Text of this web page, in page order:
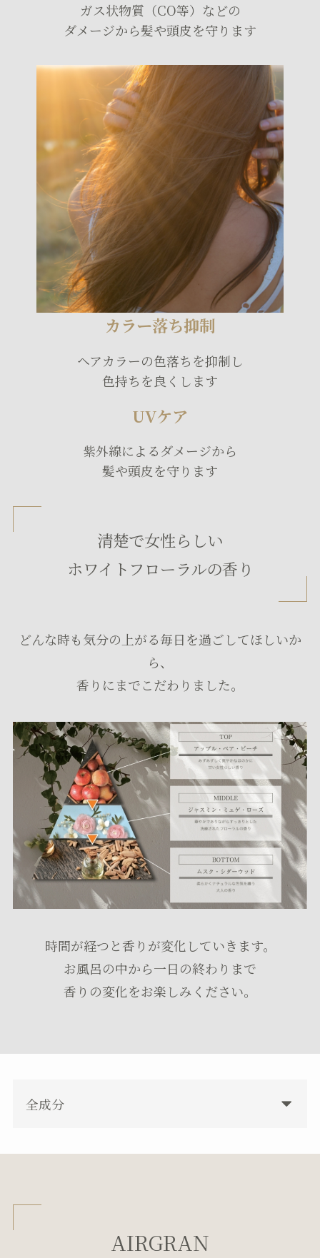
ガス状物質（CO等）などの
ダメージから髪や頭皮を守ります
カラー落ち抑制
ヘアカラーの色落ちを抑制し
色持ちを良くします
UVケア
紫外線によるダメージから
髪や頭皮を守ります
清楚で女性らしい
ホワイトフローラルの香り
どんな時も気分の上がる毎日を過ごしてほしいか
ら、
香りにまでこだわりました。
時間が経つと香りが変化していきます。
お風呂の中から一日の終わりまで
香りの変化をお楽しみください。
全成分
AIRGRAN